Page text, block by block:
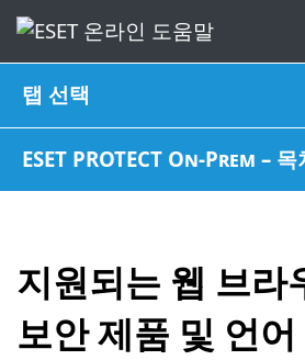
탭 선택
ESET PROTECT On-Prem – 목
지원되는 웹 브라
보안 제품 및 언어